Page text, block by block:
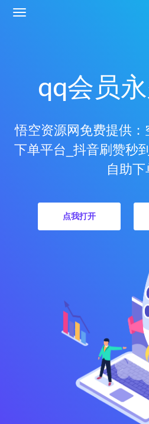
qq会员
悟空资源网免费提供
下单平台_抖音刷赞秒
自助下
点我打开